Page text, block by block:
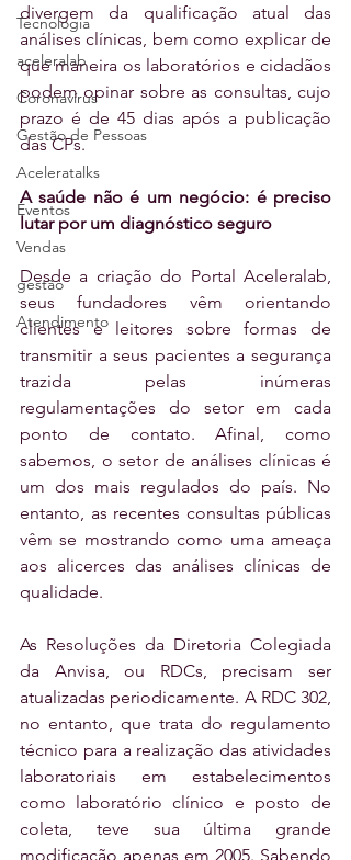
Tecnologia
aceleralab
Coronavírus
Gestão de Pessoas
Aceleratalks
Eventos
Vendas
gestão
Atendimento
divergem da qualificação atual das
análises clínicas, bem como explicar de
que maneira os laboratórios e cidadãos
podem opinar sobre as consultas, cujo
prazo é de 45 dias após a publicação
das CPs.
A saúde não é um negócio: é preciso
lutar por um diagnóstico seguro
Desde a criação do Portal Aceleralab,
seus fundadores vêm orientando
clientes e leitores sobre formas de
transmitir a seus pacientes a segurança
trazida pelas inúmeras
regulamentações do setor em cada
ponto de contato. Afinal, como
sabemos, o setor de análises clínicas é
um dos mais regulados do país. No
entanto, as recentes consultas públicas
vêm se mostrando como uma ameaça
aos alicerces das análises clínicas de
qualidade.
As Resoluções da Diretoria Colegiada
da Anvisa, ou RDCs, precisam ser
atualizadas periodicamente. A RDC 302,
no entanto, que trata do regulamento
técnico para a realização das atividades
laboratoriais em estabelecimentos
como laboratório clínico e posto de
coleta, teve sua última grande
modificação apenas em 2005. Sabendo